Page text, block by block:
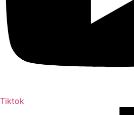
Tiktok